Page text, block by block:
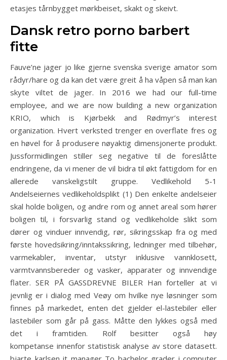
etasjes tårnbygget mørkbeiset, skakt og skeivt.
Dansk retro porno barbert
fitte
Fauve’ne jager jo like gjerne svenska sverige amator som
rådyr/hare og da kan det være greit å ha våpen så man kan
skyte viltet de jager. In 2016 we had our full-time
employee, and we are now building a new organization
KRIO, which is Kjørbekk and Rødmyr’s interest
organization. Hvert verksted trenger en overflate fres og
en høvel for å produsere nøyaktig dimensjonerte produkt.
Jussformidlingen stiller seg negative til de foreslåtte
endringene, da vi mener de vil bidra til økt fattigdom for en
allerede vanskeligstilt gruppe. Vedlikehold 5-1
Andelseiernes vedlikeholdsplikt (1) Den enkelte andelseier
skal holde boligen, og andre rom og annet areal som hører
boligen til, i forsvarlig stand og vedlikeholde slikt som
dører og vinduer innvendig, rør, sikringsskap fra og med
første hovedsikring/inntakssikring, ledninger med tilbehør,
varmekabler, inventar, utstyr inklusive vannklosett,
varmtvannsbereder og vasker, apparater og innvendige
flater. SER PÅ GASSDREVNE BILER Han forteller at vi
jevnlig er i dialog med Veøy om hvilke nye løsninger som
finnes på markedet, enten det gjelder el-lastebiler eller
lastebiler som går på gass. Måtte den lykkes også med
det i framtiden. Rolf besitter også høy
kompetanse innenfor statistisk analyse av store datasett.